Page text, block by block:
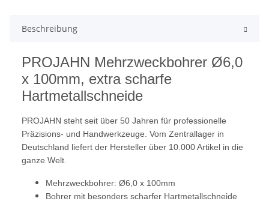
Beschreibung
PROJAHN Mehrzweckbohrer Ø6,0
x 100mm, extra scharfe
Hartmetallschneide
PROJAHN steht seit über 50 Jahren für professionelle
Präzisions- und Handwerkzeuge. Vom Zentrallager in
Deutschland liefert der Hersteller über 10.000 Artikel in die
ganze Welt.
Mehrzweckbohrer: Ø6,0 x 100mm
Bohrer mit besonders scharfer Hartmetallschneide